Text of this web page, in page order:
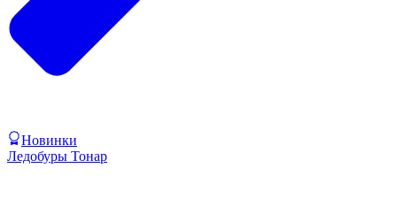
Новинки
Ледобуры Тонар